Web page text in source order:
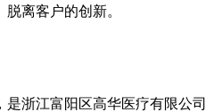
离客户的创新。
浙江富阳区高华医疗有限公司